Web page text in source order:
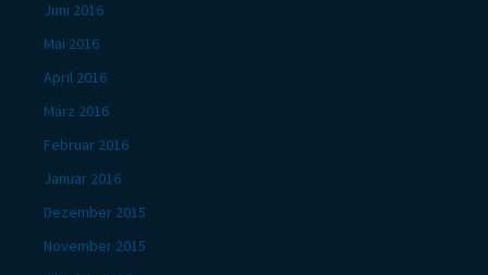
Juni 2016
Mai 2016
April 2016
März 2016
Februar 2016
Januar 2016
Dezember 2015
November 2015